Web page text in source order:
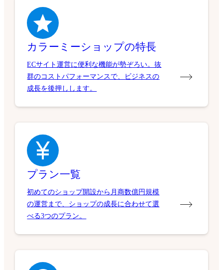
カラーミーショップの特長
ECサイト運営に便利な機能が勢ぞろい。抜
群のコストパフォーマンスで、ビジネスの
成長を後押しします。
プラン一覧
初めてのショップ開設から月商数億円規模
の運営まで、ショップの成長に合わせて選
べる3つのプラン。